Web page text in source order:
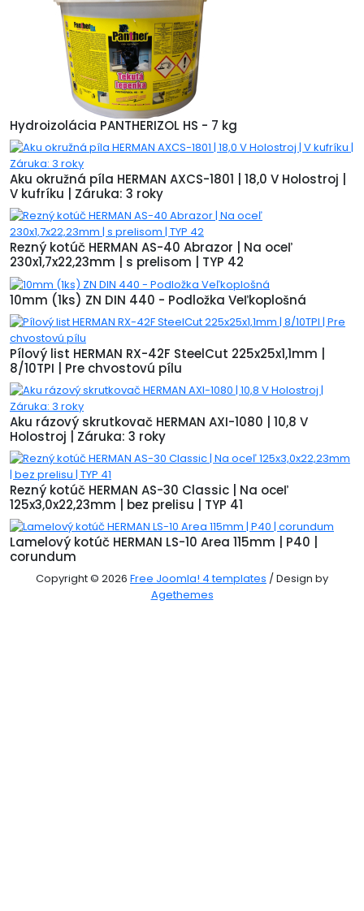
Hydroizolácia PANTHERIZOL HS - 7 kg
Aku okružná píla HERMAN AXCS-1801 | 18,0 V Holostroj |
V kufríku | Záruka: 3 roky
Rezný kotúč HERMAN AS-40 Abrazor | Na oceľ
230x1,7x22,23mm | s prelisom | TYP 42
10mm (1ks) ZN DIN 440 - Podložka Veľkoplošná
Pílový list HERMAN RX-42F SteelCut 225x25x1,1mm |
8/10TPI | Pre chvostovú pílu
Aku rázový skrutkovač HERMAN AXI-1080 | 10,8 V
Holostroj | Záruka: 3 roky
Rezný kotúč HERMAN AS-30 Classic | Na oceľ
125x3,0x22,23mm | bez prelisu | TYP 41
Lamelový kotúč HERMAN LS-10 Area 115mm | P40 |
corundum
Copyright © 2026 Free Joomla! 4 templates / Design by
Agethemes